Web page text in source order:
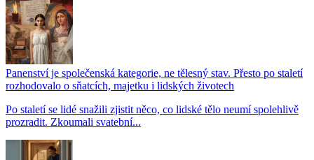
Panenství je společenská kategorie, ne tělesný stav. Přesto po staletí
rozhodovalo o sňatcích, majetku i lidských životech
Po staletí se lidé snažili zjistit něco, co lidské tělo neumí spolehlivě
prozradit. Zkoumali svatební...